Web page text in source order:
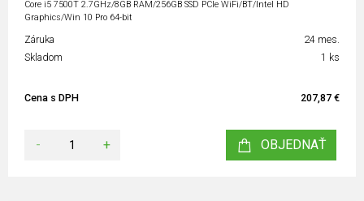
Core i5 7500T 2.7GHz/8GB RAM/256GB SSD PCIe WiFi/BT/Intel HD
Graphics/Win 10 Pro 64-bit
Záruka
24 mes.
Skladom
1 ks
Cena s DPH 207,87 €
- + OBJEDNAŤ